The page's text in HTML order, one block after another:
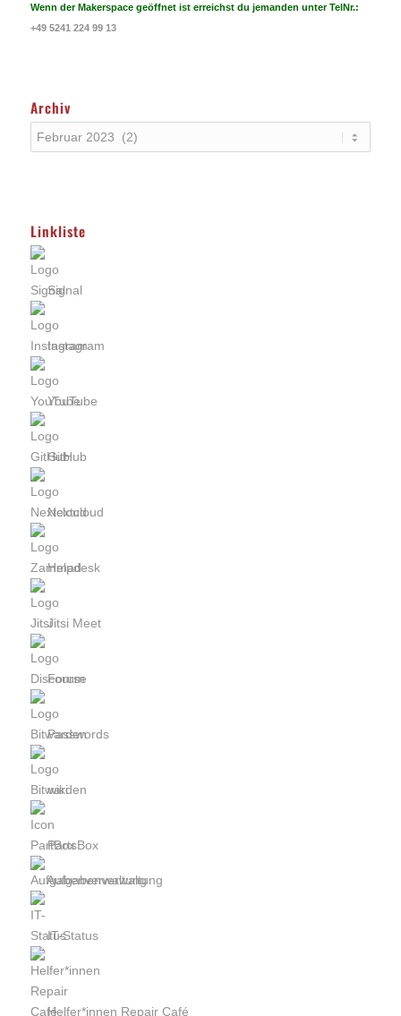
Wenn der Makerspace geöffnet ist erreichst du jemanden unter TelNr.:
+49 5241 224 99 13
Archiv
Linkliste
Signal
Instagram
YouTube
GitHub
Nextcloud
Helpdesk
Jitsi Meet
Forum
Passwords
wiki
PartsBox
Aufgabenverwaltung
IT-Status
Helfer*innen Repair Café